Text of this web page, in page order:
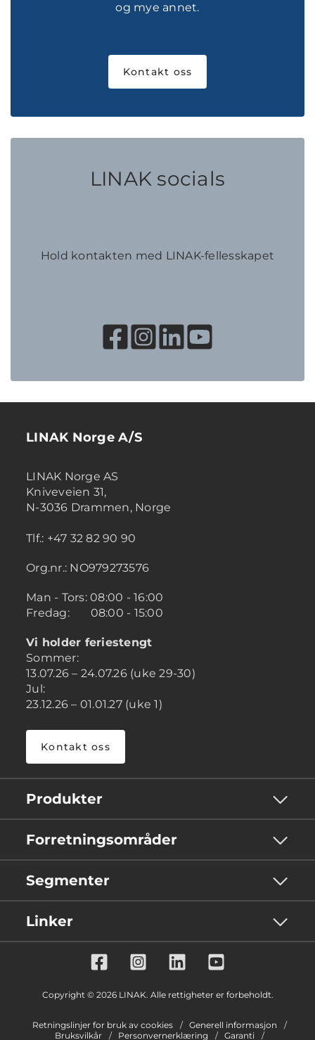
og mye annet.
Kontakt oss
LINAK socials
Hold kontakten med LINAK-fellesskapet
LINAK Norge A/S
LINAK Norge AS
Kniveveien 31,
N-3036 Drammen, Norge
Tlf.: +47 32 82 90 90
Org.nr.: NO979273576
Man - Tors: 08:00 - 16:00
Fredag: 08:00 - 15:00
Vi holder feriestengt
Sommer:
13.07.26 – 24.07.26 (uke 29-30)
Jul:
23.12.26 – 01.01.27 (uke 1)
Kontakt oss
Produkter
Forretningsområder
Segmenter
Linker
Copyright © 2026 LINAK. Alle rettigheter er forbeholdt.
Retningslinjer for bruk av cookies
Generell informasjon
Bruksvilkår
Personvernerklæring
Garanti